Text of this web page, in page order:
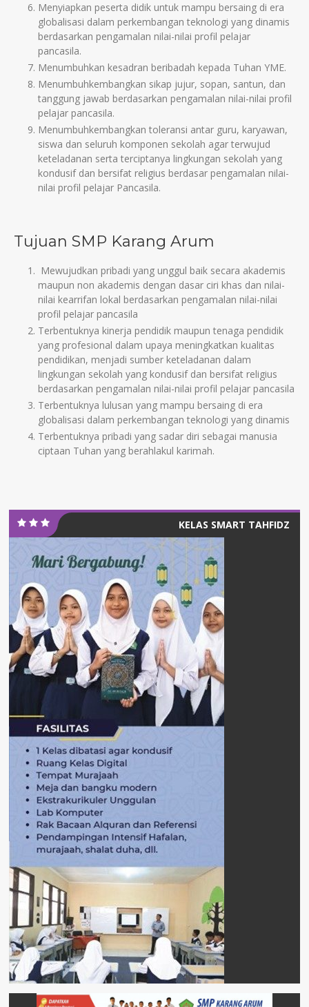
Menyiapkan peserta didik untuk mampu bersaing di era
globalisasi dalam perkembangan teknologi yang dinamis
berdasarkan pengamalan nilai-nilai profil pelajar
pancasila.
Menumbuhkan kesadran beribadah kepada Tuhan YME.
Menumbuhkembangkan sikap jujur, sopan, santun, dan
tanggung jawab berdasarkan pengamalan nilai-nilai profil
pelajar pancasila.
Menumbuhkembangkan toleransi antar guru, karyawan,
siswa dan seluruh komponen sekolah agar terwujud
keteladanan serta terciptanya lingkungan sekolah yang
kondusif dan bersifat religius berdasar pengamalan nilai-
nilai profil pelajar Pancasila.
Tujuan SMP Karang Arum
Mewujudkan pribadi yang unggul baik secara akademis
maupun non akademis dengan dasar ciri khas dan nilai-
nilai kearrifan lokal berdasarkan pengamalan nilai-nilai
profil pelajar pancasila
Terbentuknya kinerja pendidik maupun tenaga pendidik
yang profesional dalam upaya meningkatkan kualitas
pendidikan, menjadi sumber keteladanan dalam
lingkungan sekolah yang kondusif dan bersifat religius
berdasarkan pengamalan nilai-nilai profil pelajar pancasila
Terbentuknya lulusan yang mampu bersaing di era
globalisasi dalam perkembangan teknologi yang dinamis
Terbentuknya pribadi yang sadar diri sebagai manusia
ciptaan Tuhan yang berahlakul karimah.
KELAS SMART TAHFIDZ